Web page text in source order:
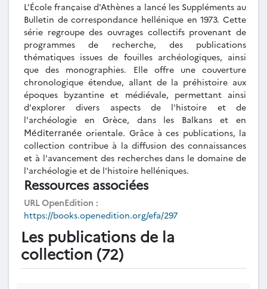
L'École française d'Athènes a lancé les Suppléments au
Bulletin de correspondance hellénique en 1973. Cette
série regroupe des ouvrages collectifs provenant de
programmes de recherche, des publications
thématiques issues de fouilles archéologiques, ainsi
que des monographies. Elle offre une couverture
chronologique étendue, allant de la préhistoire aux
époques byzantine et médiévale, permettant ainsi
d'explorer divers aspects de l'histoire et de
l'archéologie en Grèce, dans les Balkans et en
Méditerranéeorientale. Grâce à ces publications, la
collection contribue à la diffusion des connaissances
et à l'avancement des recherches dans le domaine de
l'archéologie et de l'histoire helléniques.
Ressources associées
URL OpenEdition :
https://books.openedition.org/efa/297
Les publications de la
collection (72)